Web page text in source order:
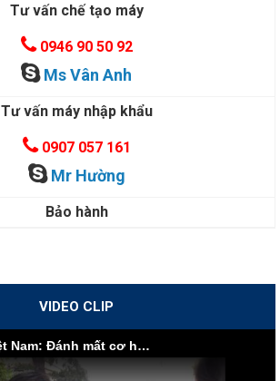
Tư vấn chế tạo máy
0946 90 50 92
Ms Vân Anh
Tư vấn máy nhập khẩu
0907 057 161
Mr Hường
Bảo hành
VIDEO CLIP
Ngành cơ khí Việt Nam: Đánh mất cơ hội vì nội lực yếu